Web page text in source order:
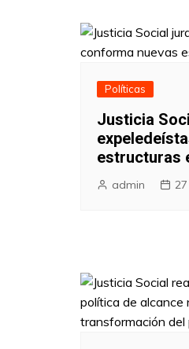
Políticas
Justicia
estructuras
admin